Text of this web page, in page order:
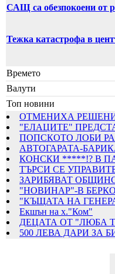
САЩ са обезпокоени от
Тежка катастрофа в
Времето
Валути
Топ новини
ОТМЕНИХА
"ЕЛАЦИТЕ"
ПОПСКОТО ЛОБИ
АВТОГАРАТА-
КОНСКИ *****!? В
ТЪРСИ СЕ
ЗАРИБЯВАТ
"НОВИНАР"-В
"КЪЩАТА НА
Екшън на х."Ком"
ДЕЦАТА ОТ "ЛЮБА
500 ЛЕВА ДАРИ ЗА